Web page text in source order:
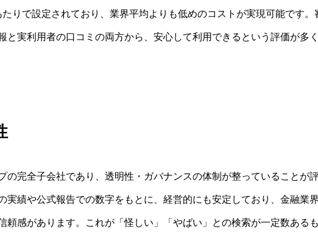
りで設定されており、業界平均よりも低めのコストが実現可能です。
と実利用者の口コミの両方から、安心して利用できるという評価が多
の完全子会社であり、透明性・ガバナンスの体制が整っていることが
実績や公式報告での数字をもとに、経営的にも安定しており、金融業
頼感があります。これが「怪しい」「やばい」との検索が一定数ある